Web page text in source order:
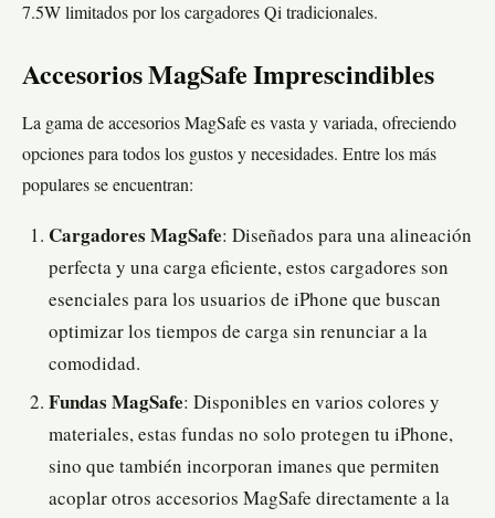
7.5W limitados por los cargadores Qi tradicionales.
Accesorios MagSafe Imprescindibles
La gama de accesorios MagSafe es vasta y variada, ofreciendo
opciones para todos los gustos y necesidades. Entre los más
populares se encuentran:
Cargadores MagSafe: Diseñados para una alineación
perfecta y una carga eficiente, estos cargadores son
esenciales para los usuarios de iPhone que buscan
optimizar los tiempos de carga sin renunciar a la
comodidad.
Fundas MagSafe: Disponibles en varios colores y
materiales, estas fundas no solo protegen tu iPhone,
sino que también incorporan imanes que permiten
acoplar otros accesorios MagSafe directamente a la